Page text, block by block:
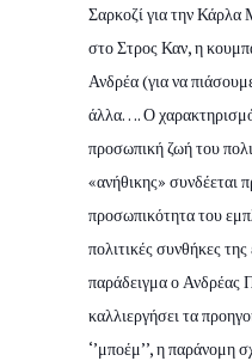
Σαρκοζί για την Κάρλα
στο Στρος Καν, η
Ανδρέα (για να
άλλα…. Ο
προσωπική ζωή του
«ανήθικης» συνδέεται
προσωπικότητα του
πολιτικές συνθήκες
παράδειγμα ο Ανδρέας
καλλιεργήσει τα
‘’μποέμ’’, η παράνομη